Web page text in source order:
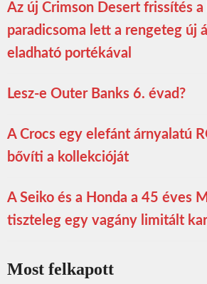
Az új Crimson Desert frissítés
paradicsoma lett a rengeteg új
eladható portékával
Lesz-e Outer Banks 6. évad?
A Crocs egy elefánt árnyalatú
bővíti a kollekcióját
A Seiko és a Honda a 45 éves
tiszteleg egy vagány limitált
Most felkapott